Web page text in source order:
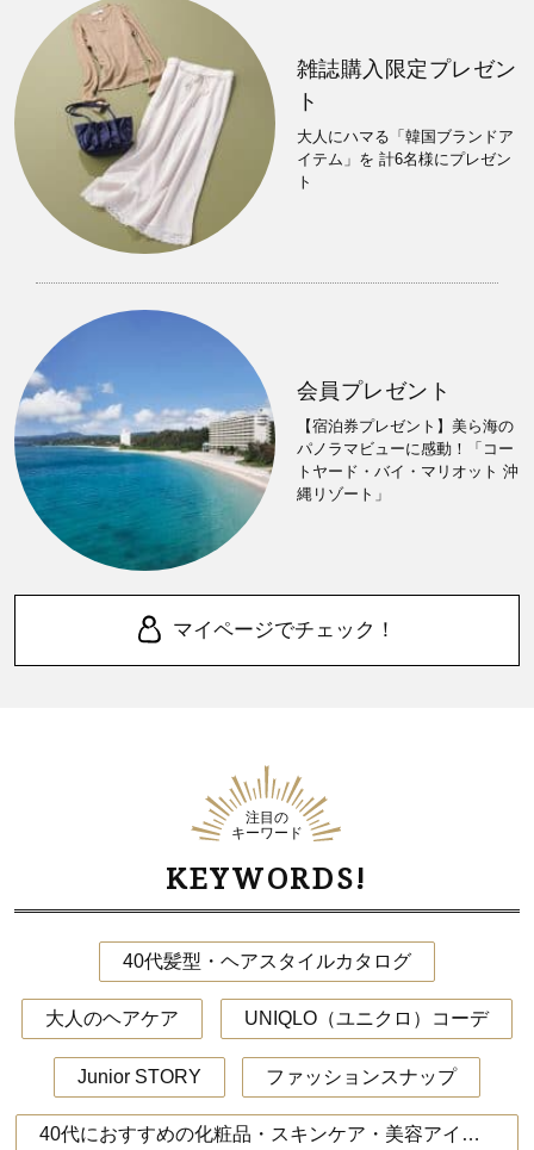
雑誌購入限定プレゼン
ト
大人にハマる「韓国ブランドア
イテム」を 計6名様にプレゼン
ト
会員プレゼント
【宿泊券プレゼント】美ら海の
パノラマビューに感動！「コー
トヤード・バイ・マリオット 沖
縄リゾート」
マイページでチェック！
注目の
キーワード
KEYWORDS!
40代髪型・ヘアスタイルカタログ
大人のヘアケア UNIQLO（ユニクロ）コーデ
Junior STORY ファッションスナップ
40代におすすめの化粧品・スキンケア・美容アイテム